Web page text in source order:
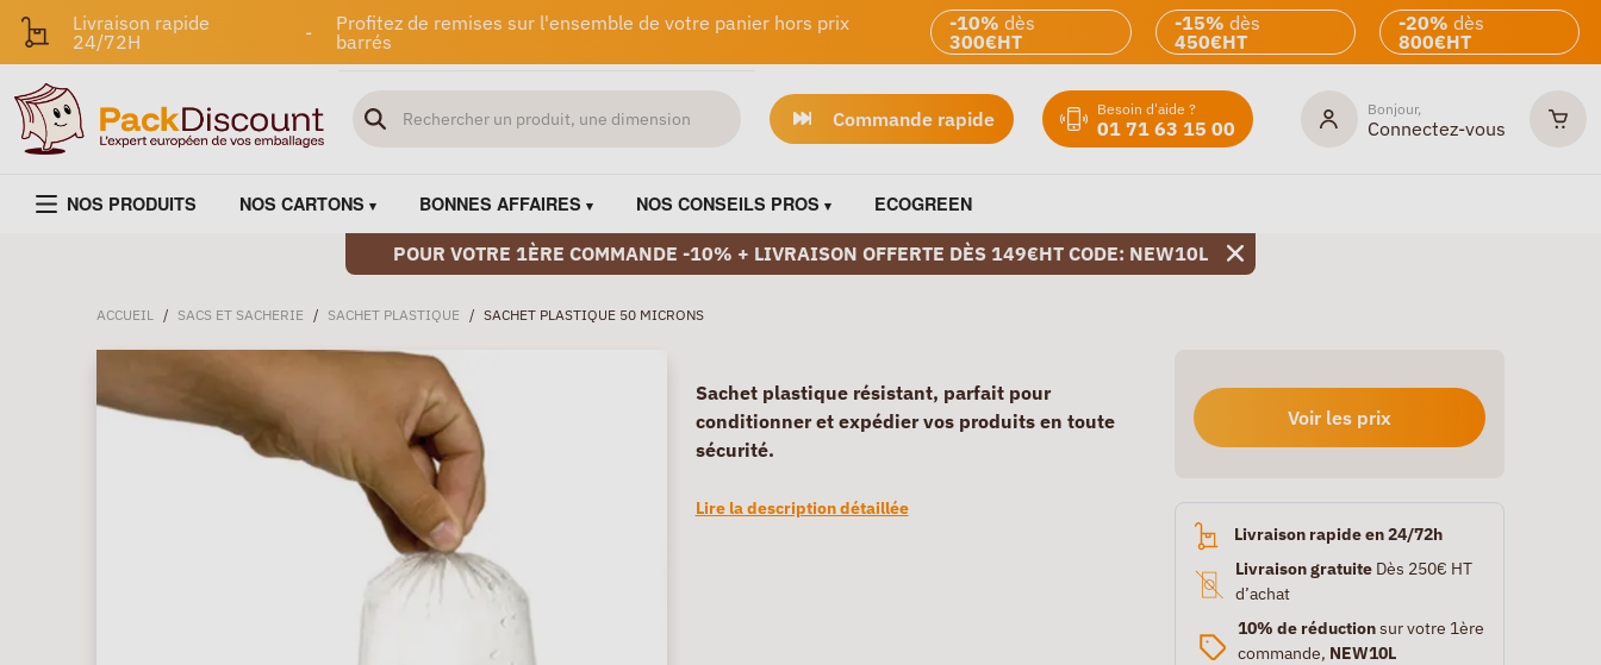
Livraison rapide
24/72H
-
Profitez de remises sur l'ensemble de votre panier hors prix
barrés
-10% dès
300€HT
-15% dès
450€HT
-20% dès
800€HT
Commande rapide Besoin d'aide ?
01 71 63 15 00
Bonjour,
Connectez-vous
NOS PRODUITS NOS CARTONS BONNES AFFAIRES NOS CONSEILS PROS ECOGREEN
POUR VOTRE 1ÈRE COMMANDE -10% + LIVRAISON OFFERTE DÈS 149€HT CODE: NEW10L
ACCUEIL / SACS ET SACHERIE / SACHET PLASTIQUE / SACHET PLASTIQUE 50 MICRONS
Sachet plastique résistant, parfait pour
conditionner et expédier vos produits en toute
sécurité.
Lire la description détaillée
Voir les prix
Livraison rapide en 24/72h
Livraison gratuiteDès 250€ HT
d’achat
10% de réductionsur votre 1ère
commande, NEW10L